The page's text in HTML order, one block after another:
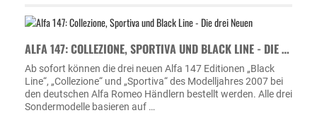
ALFA 147: COLLEZIONE, SPORTIVA UND BLACK LINE - DIE …
Ab sofort können die drei neuen Alfa 147 Editionen „Black
Line“, „Collezione“ und „Sportiva“ des Modelljahres 2007 bei
den deutschen Alfa Romeo Händlern bestellt werden. Alle drei
Sondermodelle basieren auf …